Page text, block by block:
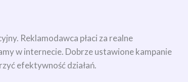
Reklamodawca płaci za realne
w internecie. Dobrze ustawione kampanie
efektywność działań.